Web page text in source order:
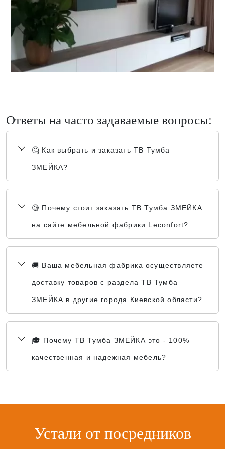
Ответы на часто задаваемые вопросы:
🤔 Как выбрать и заказать ТВ Тумба
ЗМЕЙКА?
🧐 Почему стоит заказать ТВ Тумба ЗМЕЙКА
на сайте мебельной фабрики Leconfort?
🚚 Ваша мебельная фабрика осуществляете
доставку товаров с раздела ТВ Тумба
ЗМЕЙКА в другие города Киевской области?
🎓 Почему ТВ Тумба ЗМЕЙКА это - 100%
качественная и надежная мебель?
Устали от посредников